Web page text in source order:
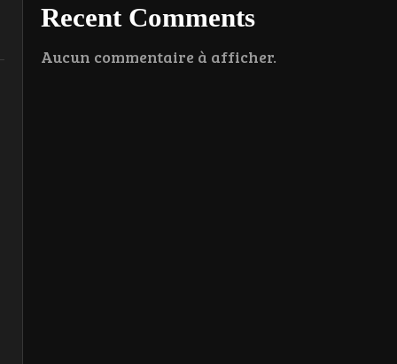
Recent Comments
Aucun commentaire à afficher.